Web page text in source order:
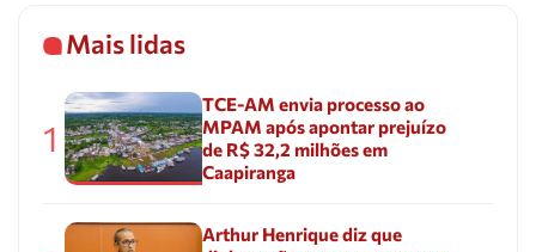
Mais lidas
1
TCE-AM envia processo ao
MPAM após apontar prejuízo
de R$ 32,2 milhões em
Caapiranga
Arthur Henrique diz que